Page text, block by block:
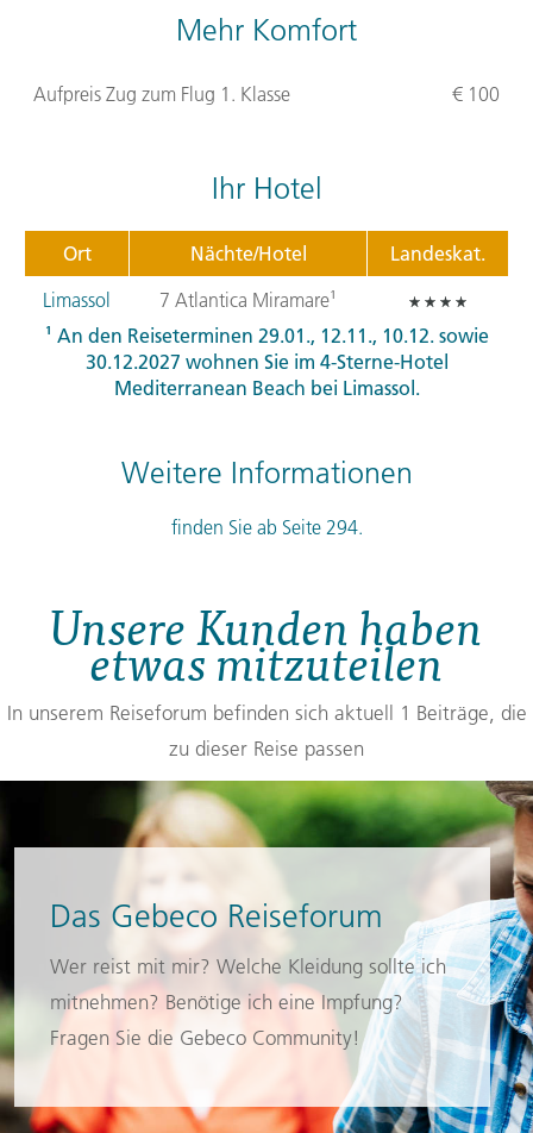
Mehr Komfort
Aufpreis Zug zum Flug 1. Klasse € 100
Ihr Hotel
Ort Nächte/Hotel
Landeskat.
Limassol
7 Atlantica Miramare¹
¹ An den Reiseterminen 29.01., 12.11., 10.12. sowie
30.12.2027 wohnen Sie im 4-Sterne-Hotel
Mediterranean Beach bei Limassol.
Weitere Informationen
finden Sie ab Seite 294.
Unsere Kunden haben
etwas mitzuteilen
In unserem Reiseforum befinden sich aktuell 1 Beiträge, die
zu dieser Reise passen
Das Gebeco Reiseforum
Wer reist mit mir? Welche Kleidung sollte ich
mitnehmen? Benötige ich eine Impfung?
Fragen Sie die Gebeco Community!